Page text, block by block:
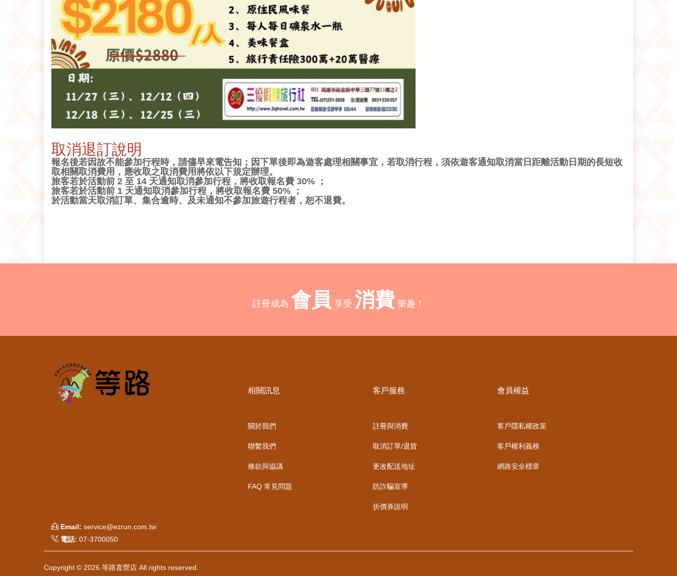
取消退訂說明
報名後若因故不能參加行程時，請儘早來電告知；因下單後即為遊客處理相關事宜，若取消行程，須依遊客通知取消當日距離活動日期的長短收
取相關取消費用，應收取之取消費用將依以下規定辦理。
旅客若於活動前 2 至 14 天通知取消參加行程，將收取報名費 30% ；
旅客若於活動前 1 天通知取消參加行程，將收取報名費 50% ；
於活動當天取消訂單、集合逾時、及未通知不參加旅遊行程者，恕不退費。
註冊成為 會員 享受 消費 樂趣！
相關訊息
關於我們
聯繫我們
條款與協議
FAQ 常見問題
客戶服務
註冊與消費
取消訂單/退貨
更改配送地址
防詐騙宣導
折價券說明
會員權益
客戶隱私權政策
客戶權利義務
網路安全標章
Email: service@ezrun.com.tw
電話: 07-3700050
Copyright © 2026.等路直營店 All rights reserved.